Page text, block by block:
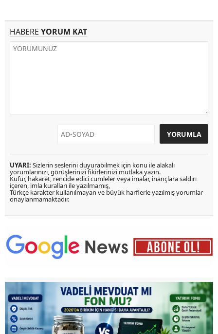
HABERE YORUM KAT
UYARI: Sizlerin seslerini duyurabilmek için konu ile alakalı
yorumlarınızı, görüşlerinizi fikirlerinizi mutlaka yazın.
Küfür, hakaret, rencide edici cümleler veya imalar, inançlara saldırı
içeren, imla kuralları ile yazılmamış,
Türkçe karakter kullanılmayan ve büyük harflerle yazılmış yorumlar
onaylanmamaktadır.